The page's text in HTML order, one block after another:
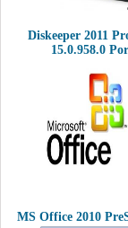
Diskeeper 2011
15.0.958.0
MS Office 2010